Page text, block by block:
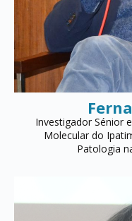
Investigador Sénior
Molecular do
Patologia